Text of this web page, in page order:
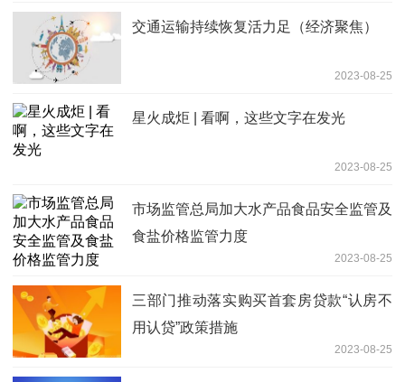
交通运输持续恢复活力足（经济聚焦）
2023-08-25
星火成炬 | 看啊，这些文字在发光
2023-08-25
市场监管总局加大水产品食品安全监管及
食盐价格监管力度
2023-08-25
三部门推动落实购买首套房贷款“认房不
用认贷”政策措施
2023-08-25